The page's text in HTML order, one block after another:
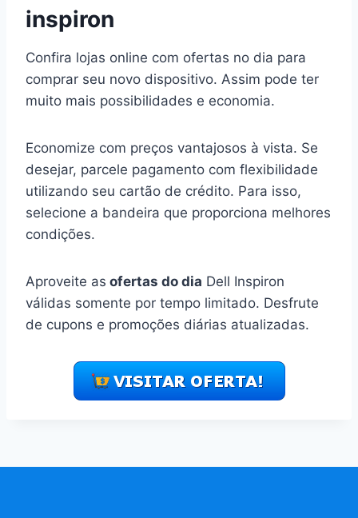
inspiron
Confira lojas online com ofertas no dia para
comprar seu novo dispositivo. Assim pode ter
muito mais possibilidades e economia.
Economize com preços vantajosos à vista. Se
desejar, parcele pagamento com flexibilidade
utilizando seu cartão de crédito. Para isso,
selecione a bandeira que proporciona melhores
condições.
Aproveite as ofertas do dia Dell Inspiron
válidas somente por tempo limitado. Desfrute
de cupons e promoções diárias atualizadas.